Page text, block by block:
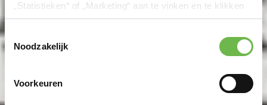
„Statistieken“ of „Marketing“ aan te vinken en te klikken
op "Selectie handmatig instellen", stemt u er ook mee in
overeenstemming met Art. 49 (1) zin 1 lit. a DSGVO. De
VS zijn door het Europees Hof van Justitie beoordeeld
gegevensbescherming volgens EU-normen. In het
Toestemmingsselectie
Noodzakelijk
Voorkeuren